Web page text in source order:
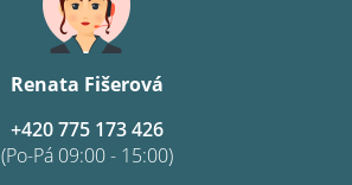
Renata Fišerová
+420 775 173 426
(Po-Pá 09:00 - 15:00)